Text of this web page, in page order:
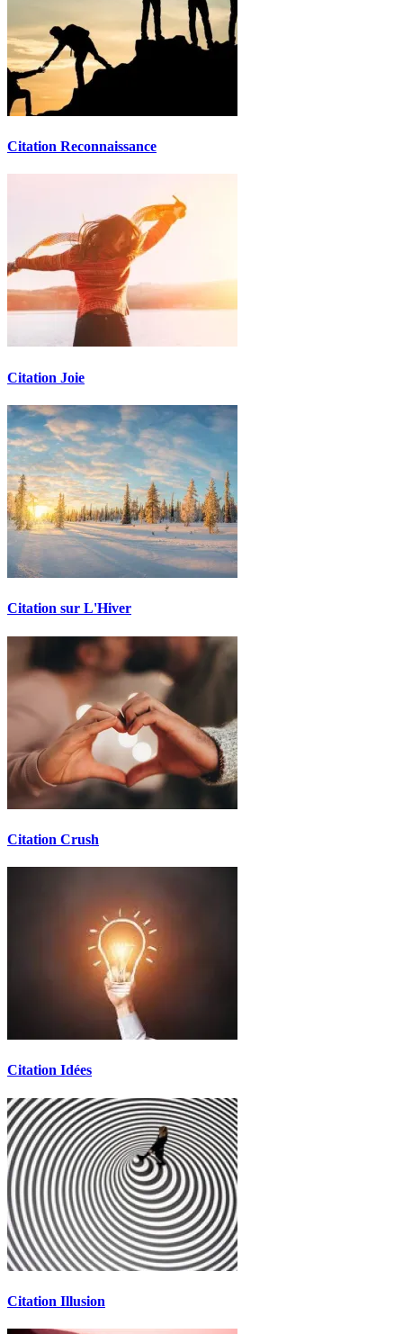
Citation Reconnaissance
Citation Joie
Citation sur L'Hiver
Citation Crush
Citation Idées
Citation Illusion